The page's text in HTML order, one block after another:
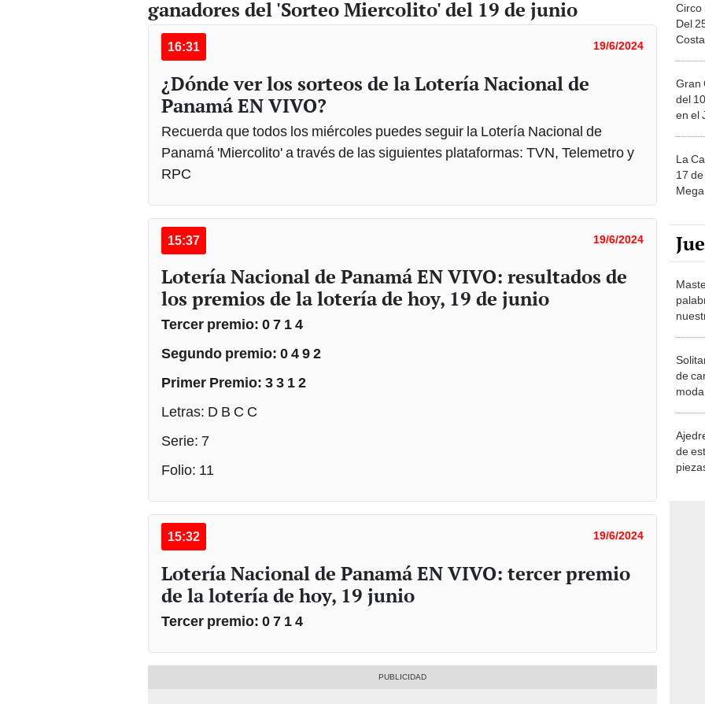
ganadores del 'Sorteo Miercolito' del 19 de junio
16:31 19/6/2024
¿Dónde ver los sorteos de la Lotería Nacional de
Panamá EN VIVO?
Recuerda que todos los miércoles puedes seguir la Lotería Nacional de
Panamá 'Miercolito' a través de las siguientes plataformas: TVN, Telemetro y
RPC
15:37 19/6/2024
Lotería Nacional de Panamá EN VIVO: resultados de
los premios de la lotería de hoy, 19 de junio
Tercer premio: 0 7 1 4
Segundo premio: 0 4 9 2
Primer Premio: 3 3 1 2
Letras: D B C C
Serie: 7
Folio: 11
15:32 19/6/2024
Lotería Nacional de Panamá EN VIVO: tercer premio
de la lotería de hoy, 19 junio
Tercer premio: 0 7 1 4
Circo
Del
Gran
del
en el
La
17
de
de